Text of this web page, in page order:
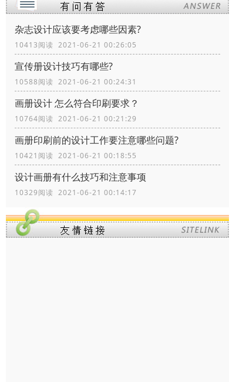
杂志设计应该要考虑哪些因素?
10413阅读 2021-06-21 00:26:05
宣传册设计技巧有哪些?
10588阅读 2021-06-21 00:24:31
画册设计 怎么符合印刷要求？
10764阅读 2021-06-21 00:21:29
画册印刷前的设计工作要注意哪些问题?
10421阅读 2021-06-21 00:18:55
设计画册有什么技巧和注意事项
10329阅读 2021-06-21 00:14:17